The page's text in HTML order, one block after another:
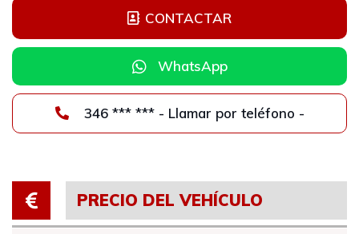
CONTACTAR
WhatsApp
346 *** *** - Llamar por teléfono -
PRECIO DEL VEHÍCULO